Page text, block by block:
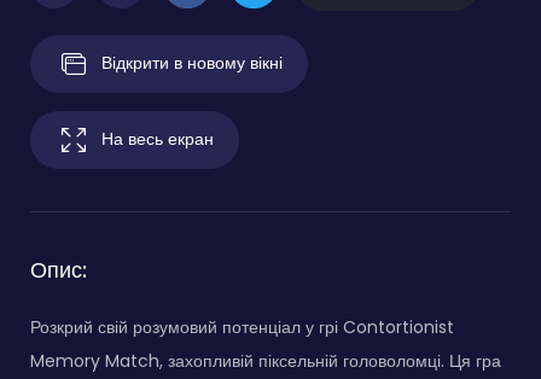
Відкрити в новому вікні
На весь екран
Опис:
Розкрий свій розумовий потенціал у грі Contortionist
Memory Match, захопливій піксельній головоломці. Ця гра